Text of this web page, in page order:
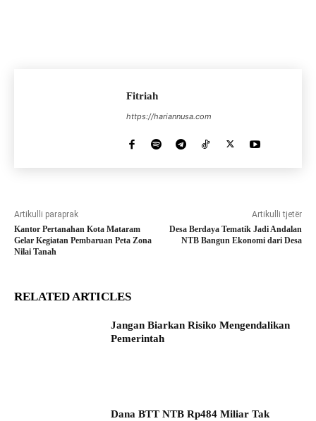
Fitriah
https://hariannusa.com
Artikulli paraprak
Kantor Pertanahan Kota Mataram
Gelar Kegiatan Pembaruan Peta Zona
Nilai Tanah
Artikulli tjetër
Desa Berdaya Tematik Jadi Andalan
NTB Bangun Ekonomi dari Desa
RELATED ARTICLES
Jangan Biarkan Risiko Mengendalikan
Pemerintah
Dana BTT NTB Rp484 Miliar Tak